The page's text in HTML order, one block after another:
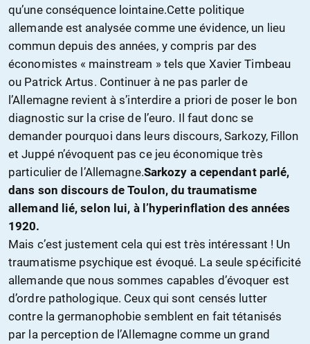
qu’une conséquence lointaine.Cette politique
allemande est analysée comme une évidence, un lieu
commun depuis des années, y compris par des
économistes « mainstream » tels que Xavier Timbeau
ou Patrick Artus. Continuer à ne pas parler de
l’Allemagne revient à s’interdire a priori de poser le bon
diagnostic sur la crise de l’euro. Il faut donc se
demander pourquoi dans leurs discours, Sarkozy, Fillon
et Juppé n’évoquent pas ce jeu économique très
particulier de l’Allemagne.Sarkozy a cependant parlé,
dans son discours de Toulon, du traumatisme
allemand lié, selon lui, à l’hyperinflation des années
1920.
Mais c’est justement cela qui est très intéressant ! Un
traumatisme psychique est évoqué. La seule spécificité
allemande que nous sommes capables d’évoquer est
d’ordre pathologique. Ceux qui sont censés lutter
contre la germanophobie semblent en fait tétanisés
par la perception de l’Allemagne comme un grand